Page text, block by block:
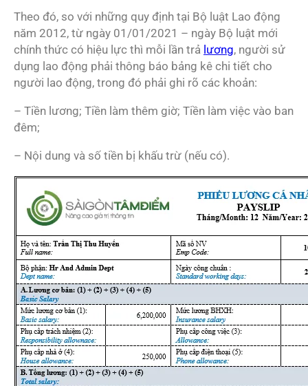
Theo đó, so với những quy định tại Bộ luật Lao động
năm 2012, từ ngày 01/01/2021 – ngày Bộ luật mới
chính thức có hiệu lực thì mỗi lần trả lương, người sử
dụng lao động phải thông báo bảng kê chi tiết cho
người lao động, trong đó phải ghi rõ các khoản:
– Tiền lương; Tiền làm thêm giờ; Tiền làm việc vào ban
đêm;
– Nội dung và số tiền bị khấu trừ (nếu có).